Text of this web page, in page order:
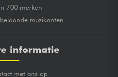
700 merken
muzikanten
informatie
met ons op